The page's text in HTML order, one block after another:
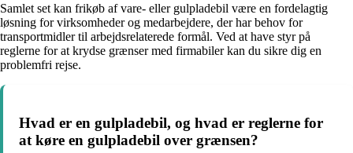
Samlet set kan frikøb af vare- eller gulpladebil være en fordelagtig
løsning for virksomheder og medarbejdere, der har behov for
transportmidler til arbejdsrelaterede formål. Ved at have styr på
reglerne for at krydse grænser med firmabiler kan du sikre dig en
problemfri rejse.
Hvad er en gulpladebil, og hvad er reglerne for
at køre en gulpladebil over grænsen?